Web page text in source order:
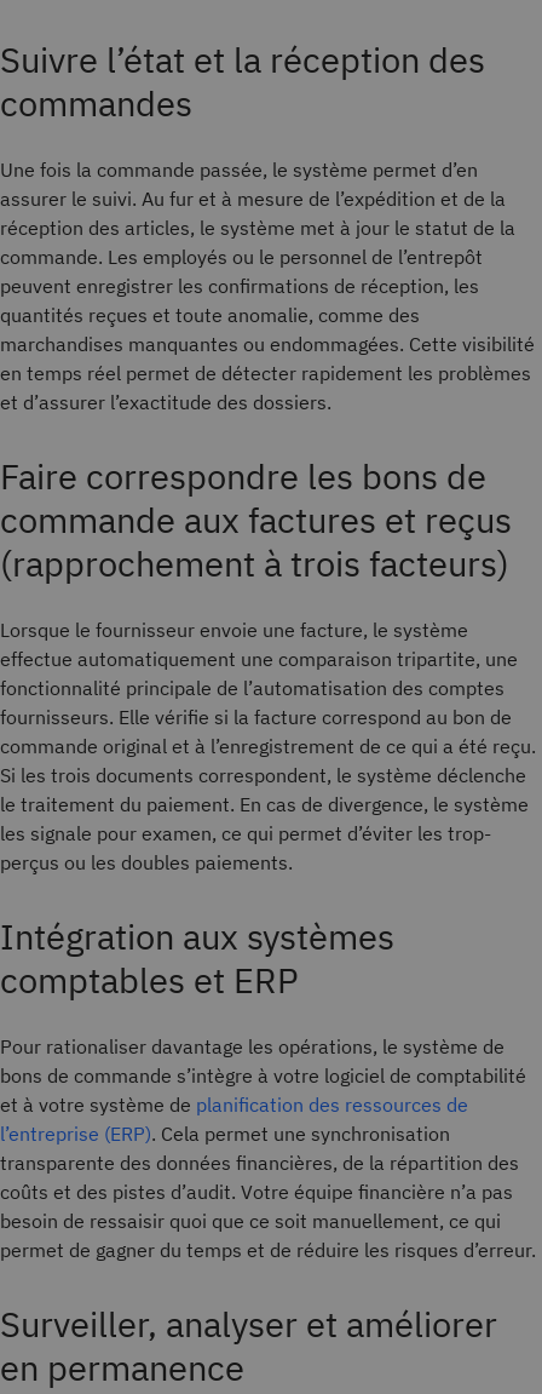
Suivre l’état et la réception des
commandes
Une fois la commande passée, le système permet d’en
assurer le suivi. Au fur et à mesure de l’expédition et de la
réception des articles, le système met à jour le statut de la
commande. Les employés ou le personnel de l’entrepôt
peuvent enregistrer les confirmations de réception, les
quantités reçues et toute anomalie, comme des
marchandises manquantes ou endommagées. Cette visibilité
en temps réel permet de détecter rapidement les problèmes
et d’assurer l’exactitude des dossiers.
Faire correspondre les bons de
commande aux factures et reçus
(rapprochement à trois facteurs)
Lorsque le fournisseur envoie une facture, le système
effectue automatiquement une comparaison tripartite, une
fonctionnalité principale de l’automatisation des comptes
fournisseurs. Elle vérifie si la facture correspond au bon de
commande original et à l’enregistrement de ce qui a été reçu.
Si les trois documents correspondent, le système déclenche
le traitement du paiement. En cas de divergence, le système
les signale pour examen, ce qui permet d’éviter les trop-
perçus ou les doubles paiements.
Intégration aux systèmes
comptables et ERP
Pour rationaliser davantage les opérations, le système de
bons de commande s’intègre à votre logiciel de comptabilité
et à votre système de planification des ressources de
l’entreprise (ERP). Cela permet une synchronisation
transparente des données financières, de la répartition des
coûts et des pistes d’audit. Votre équipe financière n’a pas
besoin de ressaisir quoi que ce soit manuellement, ce qui
permet de gagner du temps et de réduire les risques d’erreur.
Surveiller, analyser et améliorer
en permanence